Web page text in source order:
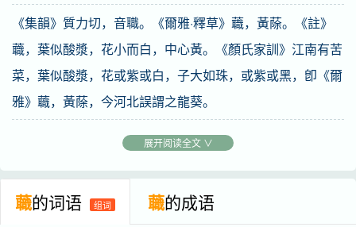
《集韻》質力切，音職。《爾雅·釋草》蘵，黃蒢。《註》
蘵，葉似酸漿，花小而白，中心黃。《顏氏家訓》江南有苦
菜，葉似酸漿，花或紫或白，子大如珠，或紫或黑，卽《爾
雅》蘵，黃蒢，今河北誤謂之龍葵。
《本草》李時珍曰：敗醬草，亦名苦蘵。亦作
展开阅读全文 ∨
蘵的词语 组词 蘵的成语